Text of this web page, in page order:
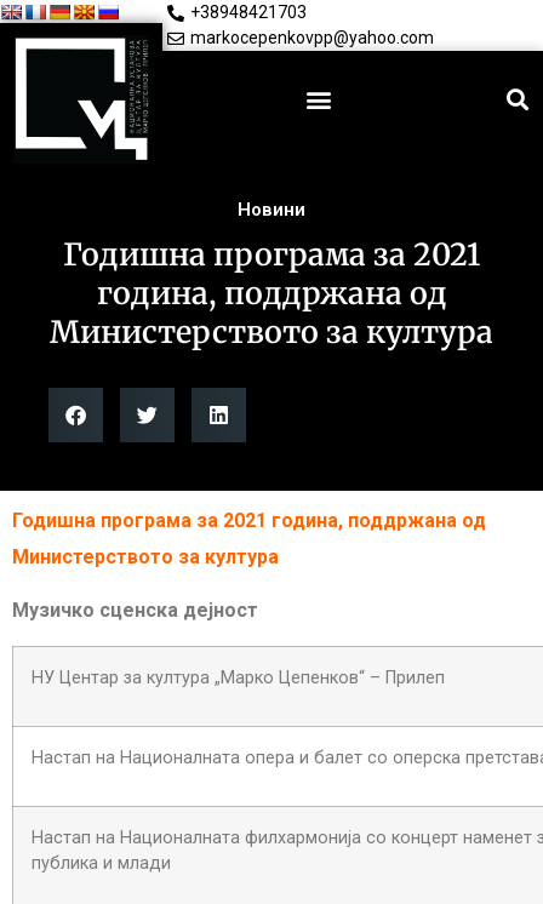
+38948421703
markocepenkovpp@yahoo.com
Новини
Годишна програма за 2021
година, поддржана од
Министерството за култура
Годишна програма за 2021 година, поддржана од
Министерството за култура
Музичко сценска дејност
НУ Центар за култура „Марко Цепенков“ – Прилеп
Настап на Националната опера и балет со оперска
Настап на Националната филхармонија со концерт наменет
публика и млади